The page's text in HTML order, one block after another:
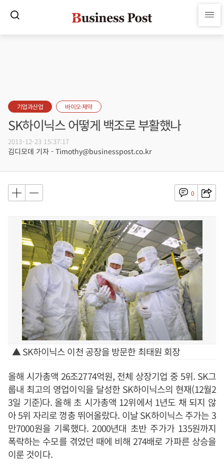
기업과산업 바이오·제약
SK하이닉스 어떻게 백조로 부활했나
2013-12-23 15:37:17
김디모데 기자 - Timothy@businesspost.co.kr
0
▲ SK하이닉스 이천 공장을 방문한 최태원 회장
올해 시가총액 26조2774억원, 전체 상장기업 중 5위. SK그
룹내 최고의 영업이익을 달성한 SK하이닉스의 현재(12월2
3일 기준)다. 올해 초 시가총액 12위에서 1년도 채 되지 않
아 5위 자리로 껑충 뛰어올랐다. 이날 SK하이닉스 주가는 3
만7000원을 기록했다. 2000년대 초반 주가가 135원까지
폭락하는 수모를 겪었던 때에 비해 274배로 가파른 상승을
이룬 것이다.